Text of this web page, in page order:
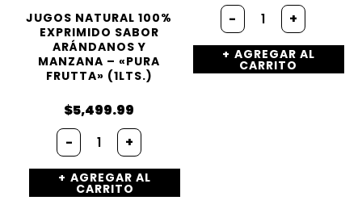
JUGOS NATURAL 100%
EXPRIMIDO SABOR
ARÁNDANOS Y
MANZANA – «PURA
FRUTTA» (1LTS.)
$5,499.99
- Jugos
natural
100%
Exprimido
Sabor
+
AGREGAR AL
CARRITO
- Galletitas
de
arroz
bañadas
con
+
AGREGAR AL
CARRITO